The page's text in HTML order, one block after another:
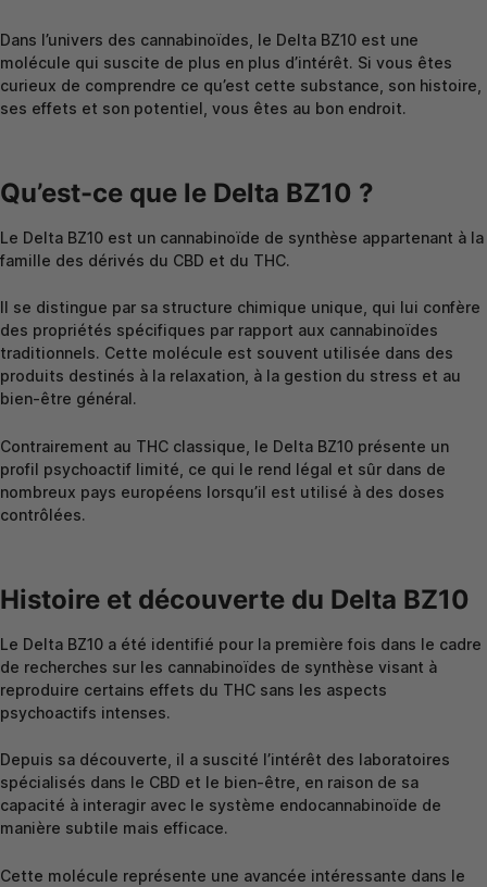
Dans l’univers des cannabinoïdes, le Delta BZ10 est une
molécule qui suscite de plus en plus d’intérêt. Si vous êtes
curieux de comprendre ce qu’est cette substance, son histoire,
ses effets et son potentiel, vous êtes au bon endroit.
Qu’est-ce que le Delta BZ10 ?
Le Delta BZ10 est un cannabinoïde de synthèse appartenant à la
famille des dérivés du CBD et du THC.
Il se distingue par sa structure chimique unique, qui lui confère
des propriétés spécifiques par rapport aux cannabinoïdes
traditionnels. Cette molécule est souvent utilisée dans des
produits destinés à la relaxation, à la gestion du stress et au
bien-être général.
Contrairement au THC classique, le Delta BZ10 présente un
profil psychoactif limité, ce qui le rend légal et sûr dans de
nombreux pays européens lorsqu’il est utilisé à des doses
contrôlées.
Histoire et découverte du Delta BZ10
Le Delta BZ10 a été identifié pour la première fois dans le cadre
de recherches sur les cannabinoïdes de synthèse visant à
reproduire certains effets du THC sans les aspects
psychoactifs intenses.
Depuis sa découverte, il a suscité l’intérêt des laboratoires
spécialisés dans le CBD et le bien-être, en raison de sa
capacité à interagir avec le système endocannabinoïde de
manière subtile mais efficace.
Cette molécule représente une avancée intéressante dans le